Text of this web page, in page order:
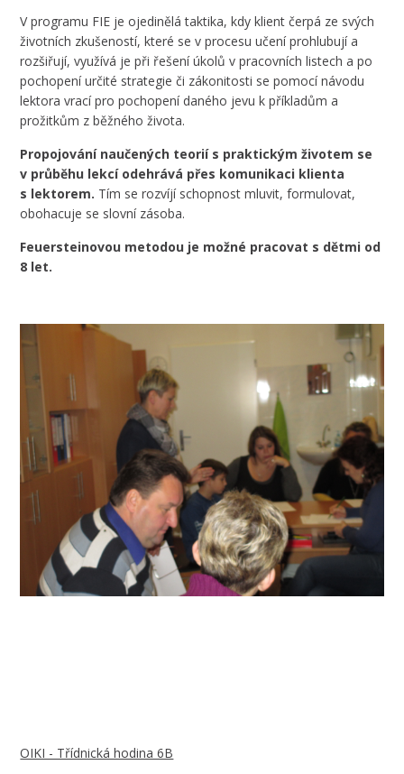
V programu FIE je ojedinělá taktika, kdy klient čerpá ze svých
životních zkušeností, které se v procesu učení prohlubují a
rozšiřují, využívá je při řešení úkolů v pracovních listech a po
pochopení určité strategie či zákonitosti se pomocí návodu
lektora vrací pro pochopení daného jevu k příkladům a
prožitkům z běžného života.
Propojování naučených teorií s praktickým životem se
v průběhu lekcí odehrává přes komunikaci klienta
s lektorem. Tím se rozvíjí schopnost mluvit, formulovat,
obohacuje se slovní zásoba.
Feuersteinovou metodou je možné pracovat s dětmi od
8 let.
OIKI - Třídnická hodina 6B